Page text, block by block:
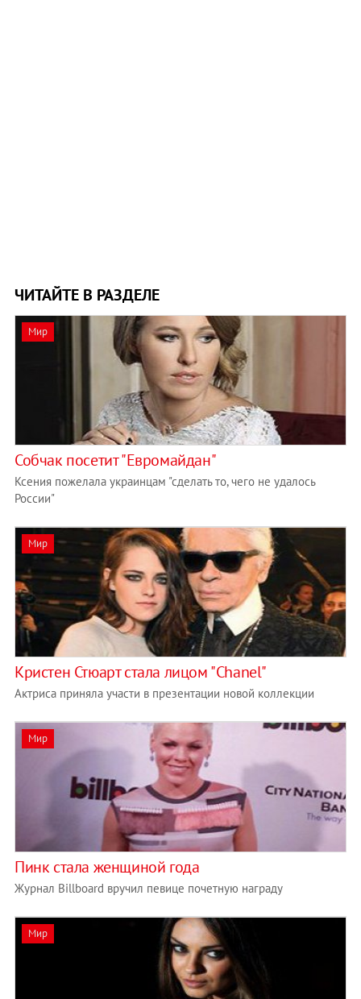
ЧИТАЙТЕ В РАЗДЕЛЕ
Мир
Собчак посетит "Евромайдан"
Ксения пожелала украинцам "сделать то, чего не удалось
России"
Мир
Кристен Стюарт стала лицом "Chanel"
Актриса приняла участи в презентации новой коллекции
Мир
Пинк стала женщиной года
Журнал Billboard вручил певице почетную награду
Мир